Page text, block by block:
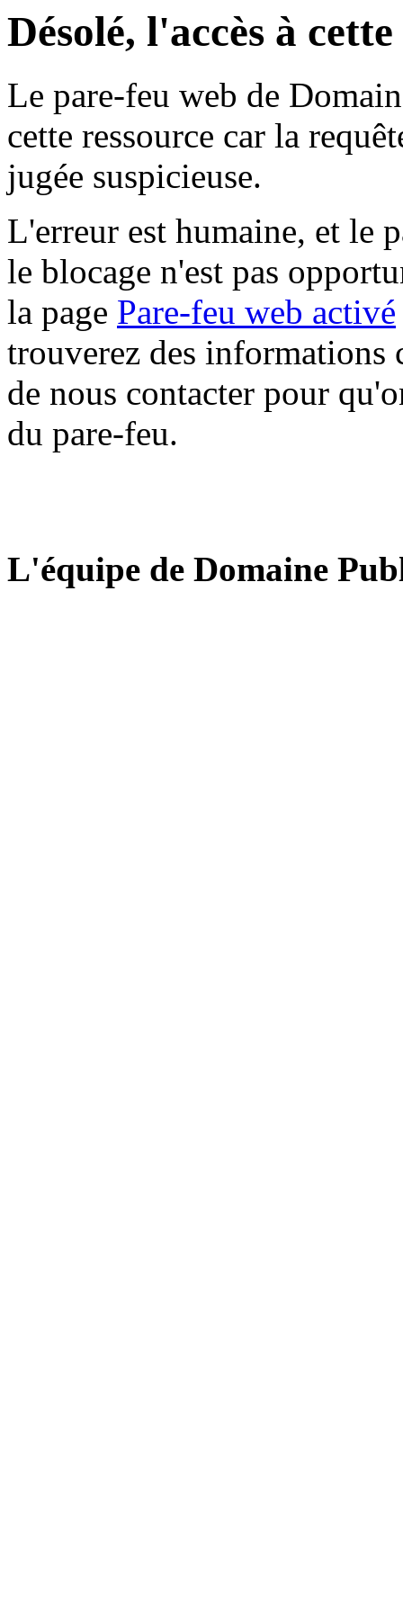
Désolé, l'accès à
Le pare-feu web de
cette ressource car la
jugée suspicieuse.
L'erreur est humaine, et le
le blocage n'est pas
la page Pare-feu web activé
trouverez des informations
de nous contacter pour
du pare-feu.
L'équipe de Domaine